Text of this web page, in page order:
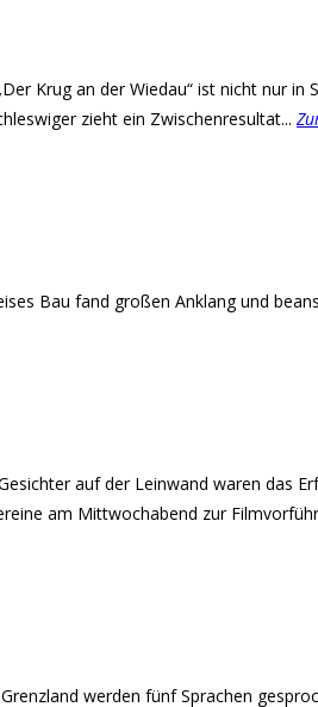
Krug an der Wiedau“ ist nicht nur
zieht ein Zwischenresultat...
Bau fand großen Anklang und
auf der Leinwand waren das
am Mittwochabend zur
werden fünf Sprachen